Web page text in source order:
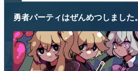
勇者パーティはぜんめつしました。